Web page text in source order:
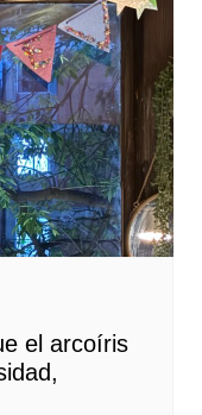
el arcoíris